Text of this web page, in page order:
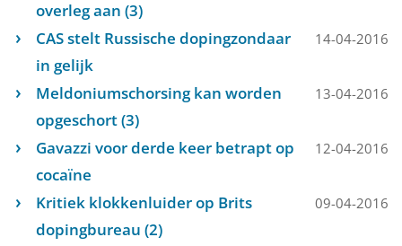
overleg aan (3)
CAS stelt Russische dopingzondaar
in gelijk
14-04-2016
Meldoniumschorsing kan worden
opgeschort (3)
13-04-2016
Gavazzi voor derde keer betrapt op
cocaïne
12-04-2016
Kritiek klokkenluider op Brits
dopingbureau (2)
09-04-2016